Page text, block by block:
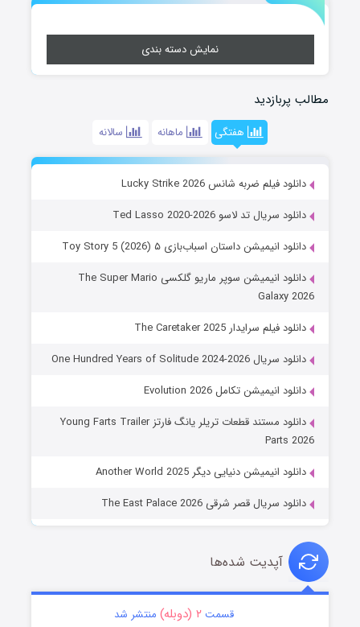
نمایش دسته بندی
مطالب پربازدید
هفتگی ماهانه سالانه
دانلود فیلم ضربه شانس Lucky Strike 2026
دانلود سریال تد لاسو Ted Lasso 2020-2026
دانلود انیمیشن داستان اسباب‌بازی ۵ Toy Story 5 (2026)
دانلود انیمیشن سوپر ماریو گلکسی The Super Mario
Galaxy 2026
دانلود فیلم سرایدار The Caretaker 2025
دانلود سریال One Hundred Years of Solitude 2024-2026
دانلود انیمیشن تکامل Evolution 2026
دانلود مستند قطعات تریلر یانگ فارتز Young Farts Trailer
Parts 2026
دانلود انیمیشن دنیایی دیگر Another World 2025
دانلود سریال قصر شرقی The East Palace 2026
آپدیت شده‌ها
قسمت ۲ (دوبله) منتشر شد